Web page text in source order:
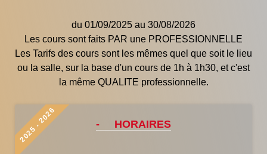
du 01/09/2025 au 30/08/2026
Les cours sont faits PAR une PROFESSIONNELLE
Les Tarifs des cours sont les mêmes quel que soit le lieu
ou la salle, sur la base d'un cours de 1h à 1h30, et c'est
la même QUALITE professionnelle.
2025 - 2026 - HORAIRES